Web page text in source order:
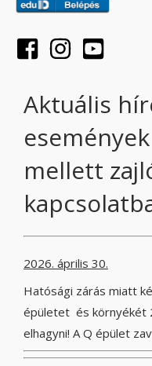
Aktuális
mellett
2026. április 30.
Hatósági zárás miatt
épületet és környékét
elhagyni! A Q épület